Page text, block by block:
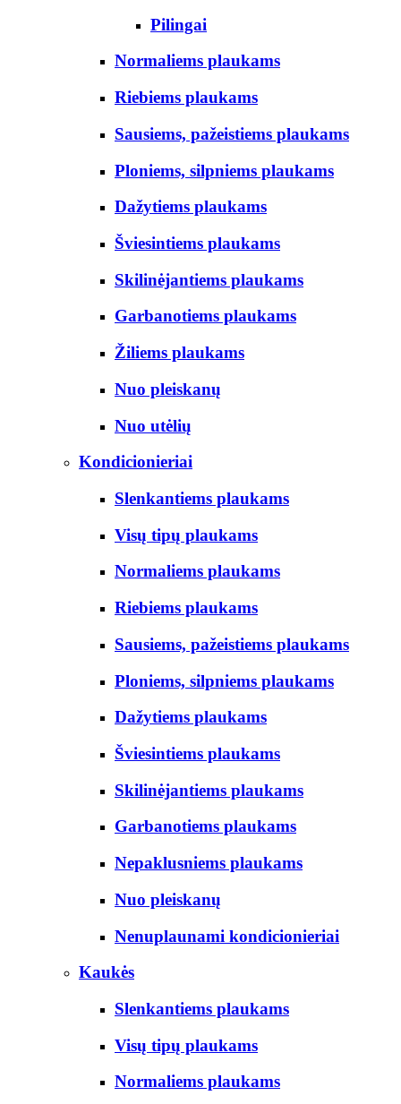
Pilingai
Normaliems plaukams
Riebiems plaukams
Sausiems, pažeistiems plaukams
Ploniems, silpniems plaukams
Dažytiems plaukams
Šviesintiems plaukams
Skilinėjantiems plaukams
Garbanotiems plaukams
Žiliems plaukams
Nuo pleiskanų
Nuo utėlių
Kondicionieriai
Slenkantiems plaukams
Visų tipų plaukams
Normaliems plaukams
Riebiems plaukams
Sausiems, pažeistiems plaukams
Ploniems, silpniems plaukams
Dažytiems plaukams
Šviesintiems plaukams
Skilinėjantiems plaukams
Garbanotiems plaukams
Nepaklusniems plaukams
Nuo pleiskanų
Nenuplaunami kondicionieriai
Kaukės
Slenkantiems plaukams
Visų tipų plaukams
Normaliems plaukams